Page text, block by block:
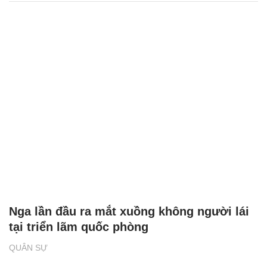
QUÂN SỰ
Nga lần đầu ra mắt xuồng không người lái
tại triển lãm quốc phòng